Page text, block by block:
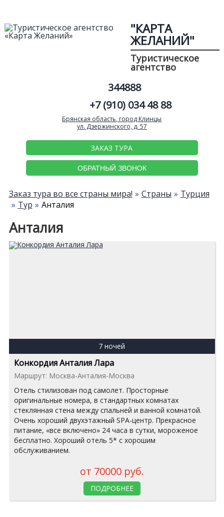
"КАРТА
ЖЕЛАНИЙ"
Туристическое
агентство
ЗАКАЗ ТУРА
ОБРАТНЫЙ ЗВОНОК
344888
+7 (910) 034 48 88
Брянская область, город Клинцы
ул. Дзержинского, д. 57
Заказ тура во все страны мира! Страны
Турция
Тур
Анталия
Анталия
7 ночей
Конкордия Анталия Лара
Маршрут: Москва-Анталия-Москва
Отель стилизован под самолет. Просторные
оригинальные номера, в стандартных комнатах
стеклянная стена между спальней и ванной комнатой.
Очень хороший двухэтажный SPA-центр. Прекрасное
питание, «все включено» 24 часа в сутки, мороженое
бесплатно. Хороший отель 5* с хорошим
обслуживанием.
от 70000 руб.
ПОДРОБНЕЕ